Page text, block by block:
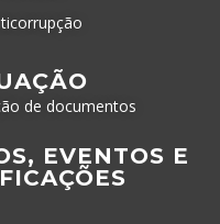
de documentos
EVENTOS E